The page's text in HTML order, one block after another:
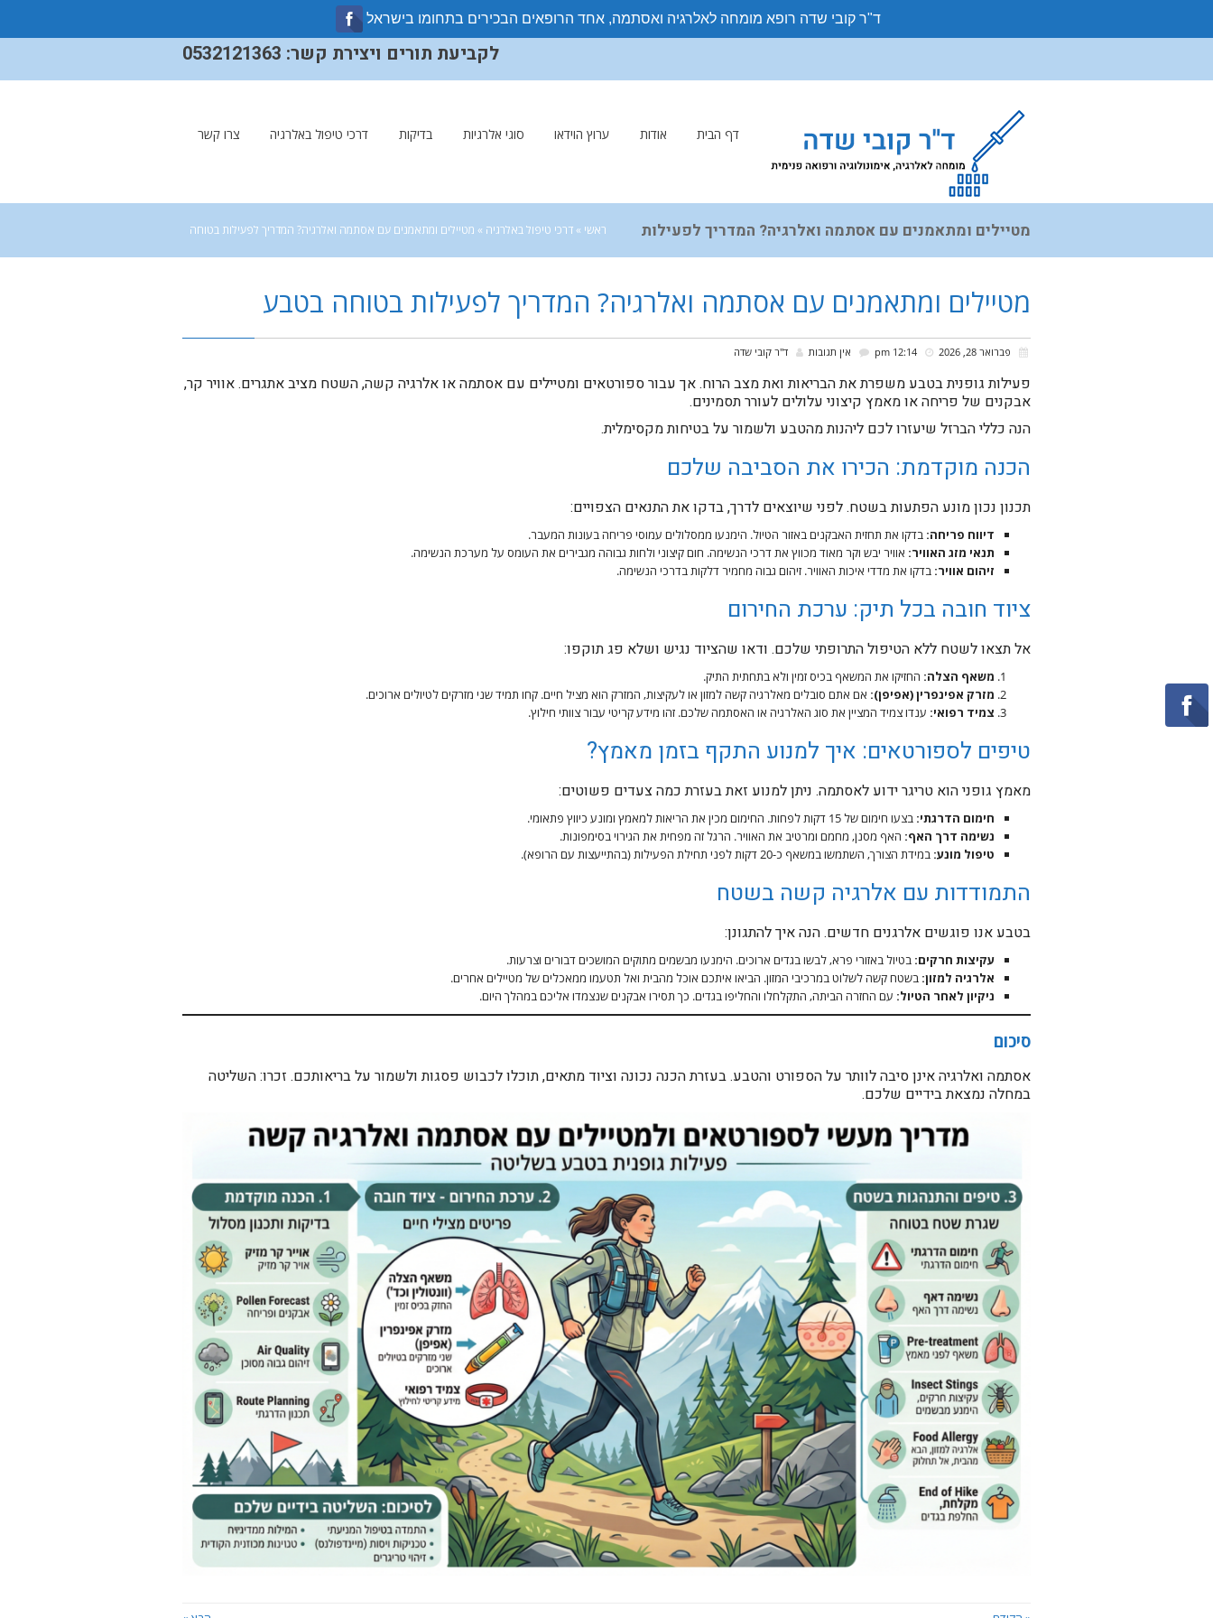
לקביעת תורים ויצירת קשר: 0532121363
דף הבית אודות ערוץ הוידאו סוגי אלרגיות בדיקות דרכי טיפול באלרגיה צרו קשר
מטיילים ומתאמנים עם אסתמה ואלרגיה? המדריך לפעילות
בטוחה בטבע
ראשי »דרכי טיפול באלרגיה » מטיילים ומתאמנים עם אסתמה ואלרגיה? המדריך לפעילות בטוחה
מטיילים ומתאמנים עם אסתמה ואלרגיה? המדריך לפעילות בטוחה בטבע
פברואר 28, 2026 אין תגובות ד''ר קובי שדה
פעילות גופנית בטבע משפרת את הבריאות ואת מצב הרוח. אך עבור ספורטאים ומטיילים עם אסתמה או אלרגיה קשה, השטח מציב אתגרים. אוויר קר,
אבקנים של פריחה או מאמץ קיצוני עלולים לעורר תסמינים.
הנה כללי הברזל שיעזרו לכם ליהנות מהטבע ולשמור על בטיחות מקסימלית.
הכנה מוקדמת: הכירו את הסביבה שלכם
תכנון נכון מונע הפתעות בשטח. לפני שיוצאים לדרך, בדקו את התנאים הצפויים:
דיווח פריחה: בדקו את תחזית האבקנים באזור הטיול. הימנעו ממסלולים עמוסי פריחה בעונות המעבר.
תנאי מזג האוויר: אוויר יבש וקר מאוד מכווץ את דרכי הנשימה. חום קיצוני ולחות גבוהה מגבירים את העומס על מערכת הנשימה.
זיהום אוויר: בדקו את מדדי איכות האוויר. זיהום גבוה מחמיר דלקות בדרכי הנשימה.
ציוד חובה בכל תיק: ערכת החירום
אל תצאו לשטח ללא הטיפול התרופתי שלכם. ודאו שהציוד נגיש ושלא פג תוקפו:
משאף הצלה: החזיקו את המשאף בכיס זמין ולא בתחתית התיק.
מזרק אפינפרין (אפיפן): אם אתם סובלים מאלרגיה קשה למזון או לעקיצות, המזרק הוא מציל חיים. קחו תמיד שני מזרקים לטיולים ארוכים.
צמיד רפואי: ענדו צמיד המציין את סוג האלרגיה או האסתמה שלכם. זהו מידע קריטי עבור צוותי חילוץ.
טיפים לספורטאים: איך למנוע התקף בזמן מאמץ?
מאמץ גופני הוא טריגר ידוע לאסתמה. ניתן למנוע זאת בעזרת כמה צעדים פשוטים:
חימום הדרגתי: בצעו חימום של 15 דקות לפחות. החימום מכין את הריאות למאמץ ומונע כיווץ פתאומי.
נשימה דרך האף: האף מסנן, מחמם ומרטיב את האוויר. הרגל זה מפחית את הגירוי בסימפונות.
טיפול מונע: במידת הצורך, השתמשו במשאף כ-20 דקות לפני תחילת הפעילות (בהתייעצות עם הרופא).
התמודדות עם אלרגיה קשה בשטח
בטבע אנו פוגשים אלרגנים חדשים. הנה איך להתגונן:
עקיצות חרקים: בטיול באזורי פרא, לבשו בגדים ארוכים. הימנעו מבשמים מתוקים המושכים דבורים וצרעות.
אלרגיה למזון: בשטח קשה לשלוט במרכיבי המזון. הביאו איתכם אוכל מהבית ואל תטעמו ממאכלים של מטיילים אחרים.
ניקיון לאחר הטיול: עם החזרה הביתה, התקלחלו והחליפו בגדים. כך תסירו אבקנים שנצמדו אליכם במהלך היום.
סיכום
אסתמה ואלרגיה אינן סיבה לוותר על הספורט והטבע. בעזרת הכנה נכונה וציוד מתאים, תוכלו לכבוש פסגות ולשמור על בריאותכם. זכרו: השליטה
במחלה נמצאת בידיים שלכם.
ד"ר קובי שדה רופא מומחה לאלרגיה ואסתמה, אחד הרופאים הבכירים בתחומו בישראל